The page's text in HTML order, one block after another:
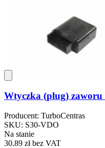
Wtyczka (plug) zaworu
Producent: TurboCentras
SKU: S30-VDO
Na stanie
30.89 złbez VAT